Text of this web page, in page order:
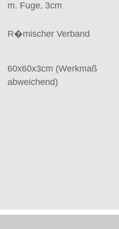
m. Fuge, 3cm
R�mischer Verband
60x60x3cm (Werkmaß
abweichend)